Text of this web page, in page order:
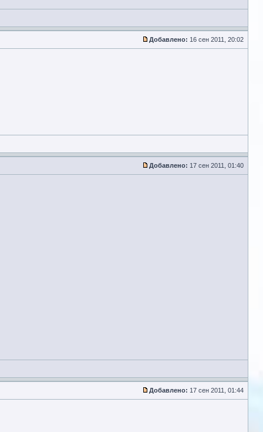
Добавлено: 16 сен 2011, 20:02
Добавлено: 17 сен 2011, 01:40
Добавлено: 17 сен 2011, 01:44